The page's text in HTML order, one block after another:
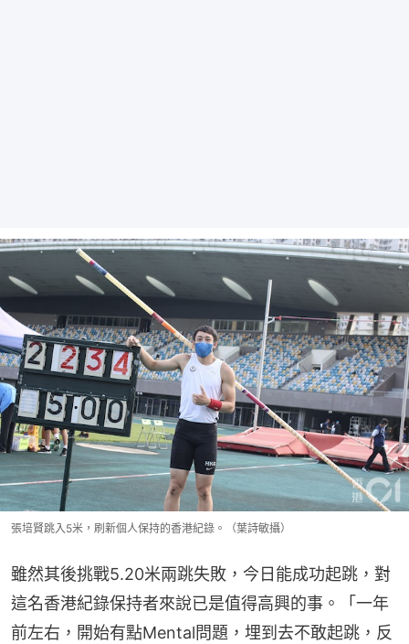
張培賢跳入5米，刷新個人保持的香港紀錄。（葉詩敏攝）
雖然其後挑戰5.20米兩跳失敗，今日能成功起跳，對
這名香港紀錄保持者來說已是值得高興的事。「一年
前左右，開始有點Mental問題，埋到去不敢起跳，反